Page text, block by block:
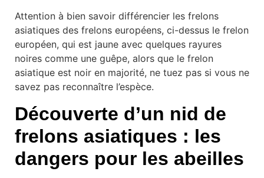
Attention à bien savoir différencier les frelons
asiatiques des frelons européens, ci-dessus le frelon
européen, qui est jaune avec quelques rayures
noires comme une guêpe, alors que le frelon
asiatique est noir en majorité, ne tuez pas si vous ne
savez pas reconnaître l’espèce.
Découverte d’un nid de
frelons asiatiques : les
dangers pour les abeilles